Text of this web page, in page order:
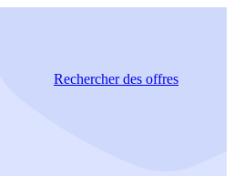
Rechercherdes offres